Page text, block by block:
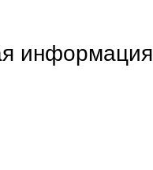
информация